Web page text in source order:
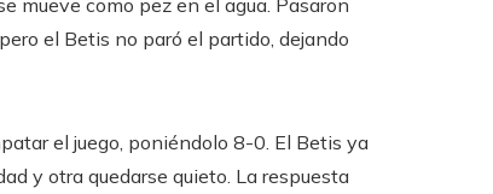
mueve como pez en el agua. Pasaron
el Betis no paró el partido, dejando
el juego, poniéndolo 8-0. El Betis ya
y otra quedarse quieto. La respuesta